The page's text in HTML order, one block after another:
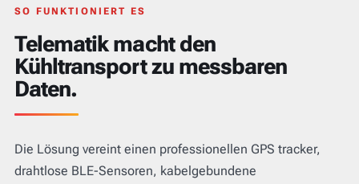
SO FUNKTIONIERT ES
Telematik macht den
Kühltransport zu messbaren
Daten.
Die Lösung vereint einen professionellen GPS tracker,
drahtlose BLE-Sensoren, kabelgebundene